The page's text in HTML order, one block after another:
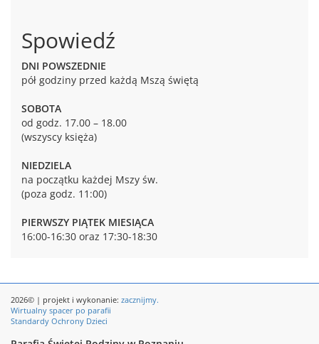
Spowiedź
DNI POWSZEDNIE
pół godziny przed każdą Mszą świętą
SOBOTA
od godz. 17.00 – 18.00
(wszyscy księża)
NIEDZIELA
na początku każdej Mszy św.
(poza godz. 11:00)
PIERWSZY PIĄTEK MIESIĄCA
16:00-16:30 oraz 17:30-18:30
2026© | projekt i wykonanie: zacznijmy.
Wirtualny spacer po parafii
Standardy Ochrony Dzieci